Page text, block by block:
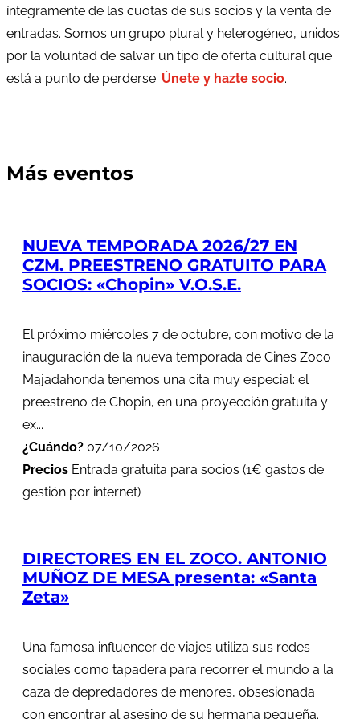
íntegramente de las cuotas de sus socios y la venta de
entradas. Somos un grupo plural y heterogéneo, unidos
por la voluntad de salvar un tipo de oferta cultural que
está a punto de perderse. Únete y hazte socio.
Más eventos
NUEVA TEMPORADA 2026/27 EN
CZM. PREESTRENO GRATUITO PARA
SOCIOS: «Chopin» V.O.S.E.
El próximo miércoles 7 de octubre, con motivo de la
inauguración de la nueva temporada de Cines Zoco
Majadahonda tenemos una cita muy especial: el
preestreno de Chopin, en una proyección gratuita y
ex...
¿Cuándo? 07/10/2026
Precios Entrada gratuita para socios (1€ gastos de
gestión por internet)
DIRECTORES EN EL ZOCO. ANTONIO
MUÑOZ DE MESA presenta: «Santa
Zeta»
Una famosa influencer de viajes utiliza sus redes
sociales como tapadera para recorrer el mundo a la
caza de depredadores de menores, obsesionada
con encontrar al asesino de su hermana pequeña.